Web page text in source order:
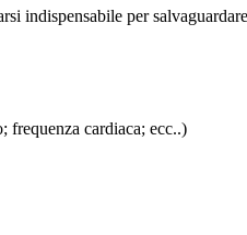
per
frequenza cardiaca; ecc..)